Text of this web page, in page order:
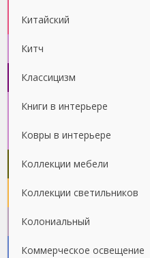
Китайский
Китч
Классицизм
Книги в интерьере
Ковры в интерьере
Коллекции мебели
Коллекции светильников
Колониальный
Коммерческое освещение